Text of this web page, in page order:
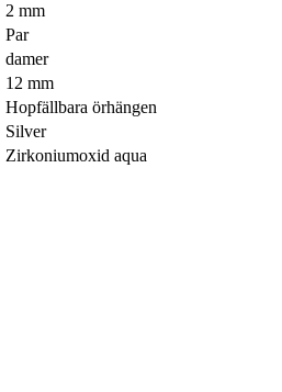
2 mm
Par
damer
12 mm
Hopfällbara örhängen
Silver
Zirkoniumoxid aqua